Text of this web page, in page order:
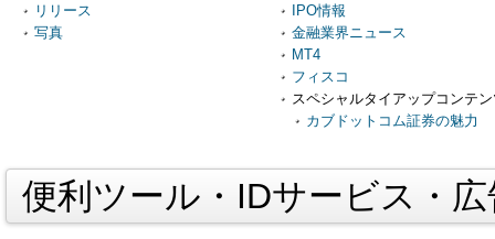
リリース
写真
IPO情報
金融業界ニュース
MT4
フィスコ
スペシャルタイアップコンテ
カブドットコム証券の魅力
便利ツール・IDサービス・